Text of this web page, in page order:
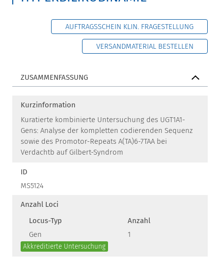
AUFTRAGSSCHEIN KLIN. FRAGESTELLUNG
VERSANDMATERIAL BESTELLEN
ZUSAMMENFASSUNG
Kurzinformation
Kuratierte kombinierte Untersuchung des UGT1A1-
Gens: Analyse der kompletten codierenden Sequenz
sowie des Promotor-Repeats A(TA)6-7TAA bei
Verdachtb auf Gilbert-Syndrom
ID
MS5124
Anzahl Loci
Locus-Typ
Anzahl
Gen
1
Akkreditierte Untersuchung